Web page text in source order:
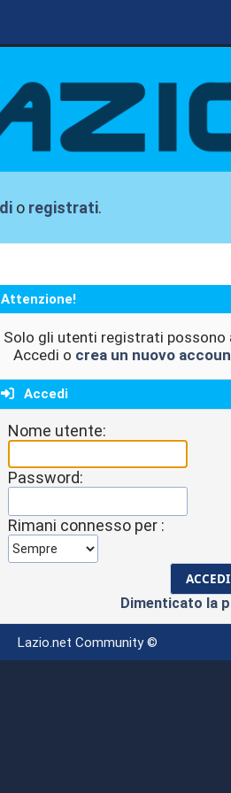
o registrati.
Attenzione!
Solo gli utenti registrati possono
Accedi o crea un nuovo
Accedi
Nome utente:
Password:
Rimani connesso per :
Dimenticato la
Lazio.net Community ©